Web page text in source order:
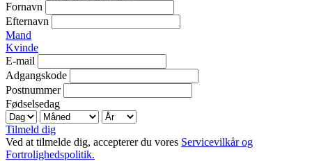
Fornavn
Efternavn
Mand
Kvinde
E-mail
Adgangskode
Postnummer
Fødselsedag
Tilmeld dig
Ved at tilmelde dig, accepterer du vores Servicevilkår og
Fortrolighedspolitik.